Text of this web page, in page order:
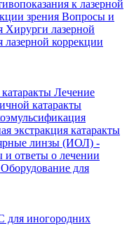
к лазерной
зрения Вопросы и
Хирурги лазерной
лазерной коррекции
Лечение
катаракты
экстракция катаракты
линзы (ИОЛ) -
и ответы о лечении
Оборудование для
иногородних